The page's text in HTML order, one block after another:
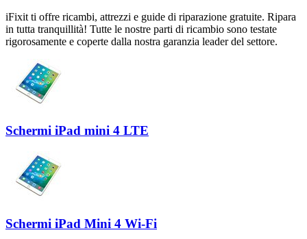
iFixit ti offre ricambi, attrezzi e guide di riparazione gratuite. Ripara
in tutta tranquillità! Tutte le nostre parti di ricambio sono testate
rigorosamente e coperte dalla nostra garanzia leader del settore.
Schermi iPad mini 4 LTE
Schermi iPad Mini 4 Wi-Fi